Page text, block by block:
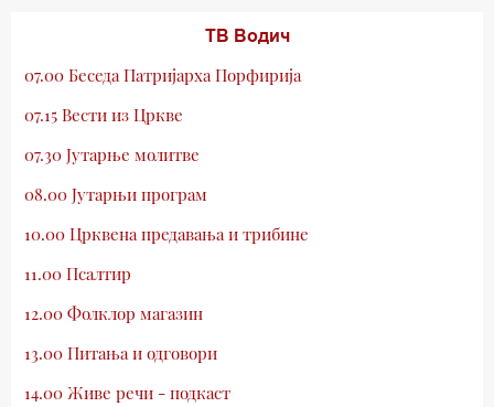
ТВ Водич
07.00 Беседа Патријарха Порфирија
07.15 Вести из Цркве
07.30 Јутарње молитве
08.00 Јутарњи програм
10.00 Црквена предавања и трибине
11.00 Псалтир
12.00 Фолклор магазин
13.00 Питања и одговори
14.00 Живе речи - подкаст